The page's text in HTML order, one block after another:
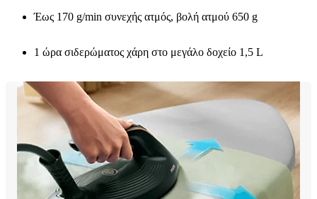
Έως 170 g/min συνεχής ατμός, βολή ατμού 650 g
1 ώρα σιδερώματος χάρη στο μεγάλο δοχείο 1,5 L